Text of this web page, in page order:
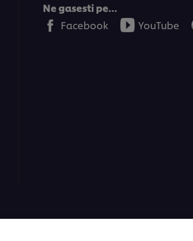
Ne gasesti pe...
Facebook
YouTube